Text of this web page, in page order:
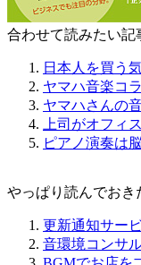
合わせて読みたい記
日本人を買う
ヤマハ音楽コ
ヤマハさんの
上司がオフィ
ピアノ演奏は
やっぱり読んでおき
更新通知サー
音環境コンサ